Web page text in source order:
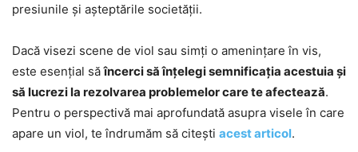
presiunile și așteptările societății.
Dacă visezi scene de viol sau simți o amenințare în vis,
este esențial săîncerci să înțelegi semnificația acestuia și
să lucrezi la rezolvarea problemelor care te afectează.
Pentru o perspectivă mai aprofundată asupra visele în care
apare un viol, te îndrumăm să citești acest articol.